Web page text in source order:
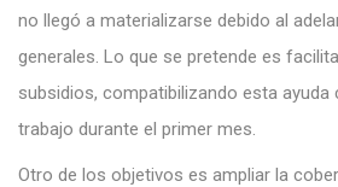
no llegó a materializarse debido al
generales. Lo que se pretende es
subsidios, compatibilizando esta ayuda
trabajo durante el primer mes.
Otro de los objetivos es ampliar la